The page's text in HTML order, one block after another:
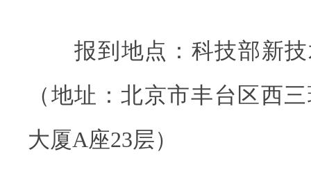
报到地点：科技部新技
（地址：北京市丰台区西
大厦A座23层）